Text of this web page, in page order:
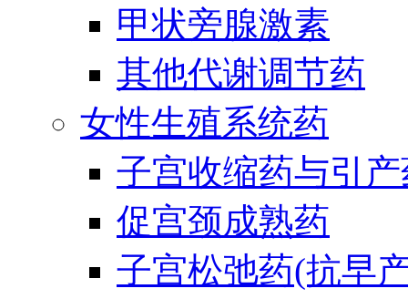
甲状旁腺激素
其他代谢调节药
女性生殖系统药
子宫收缩药与引
促宫颈成熟药
子宫松弛药(抗早